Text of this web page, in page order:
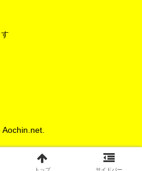
トップ サイドバー